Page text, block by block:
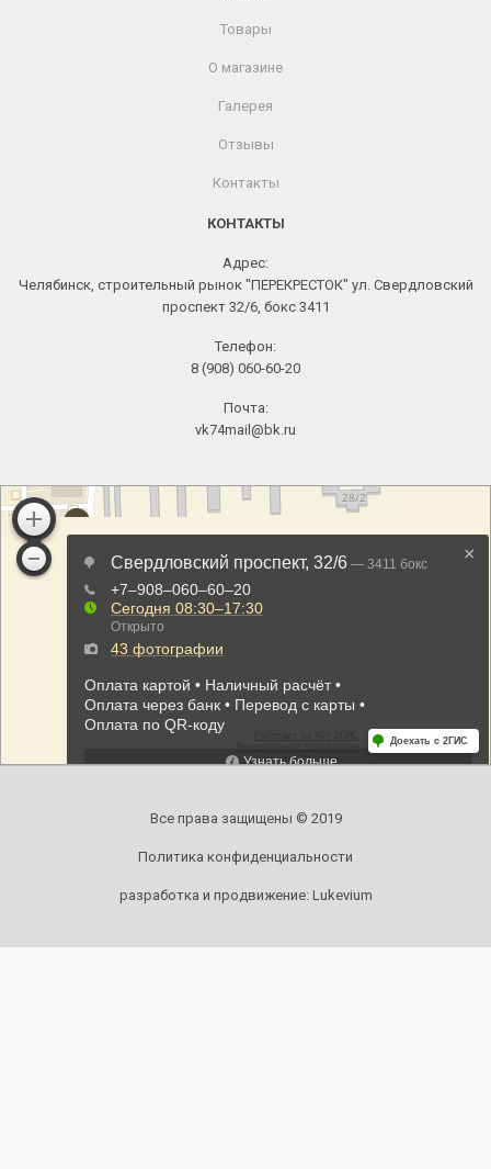
Товары
О магазине
Галерея
Отзывы
Контакты
КОНТАКТЫ
Адрес:
Челябинск, строительный рынок "ПЕРЕКРЕСТОК" ул. Свердловский
проспект 32/6, бокс 3411
Телефон:
8 (908) 060-60-20
Почта:
vk74mail@bk.ru
Все права защищены © 2019
Политика конфиденциальности
разработка и продвижение: Lukevium